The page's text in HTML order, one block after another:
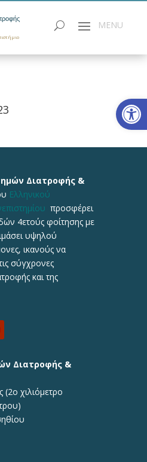
Διατροφής &
Ελληνικού
προσφέρει
4ετούς φοίτησης με
υψηλού
ικανούς να
σύγχρονες
και της
Διατροφής &
χιλιόμετρο